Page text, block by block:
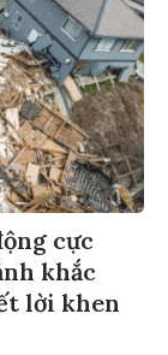
cực
khắc
lời khen